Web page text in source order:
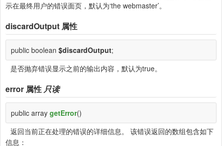
示在最终用户的错误面页，默认为‘the webmaster’。
discardOutput 属性
public boolean $discardOutput;
是否抛弃错误显示之前的输出内容，默认为true。
error 属性 只读
public array getError()
返回当前正在处理的错误的详细信息。 该错误返回的数组包含如下
信息：